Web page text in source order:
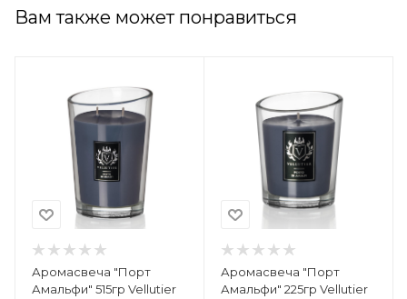
Вам также может понравиться
Аромасвеча "Порт
Амальфи" 515гр Vellutier
Аромасвеча "Порт
Амальфи" 225гр Vellutier